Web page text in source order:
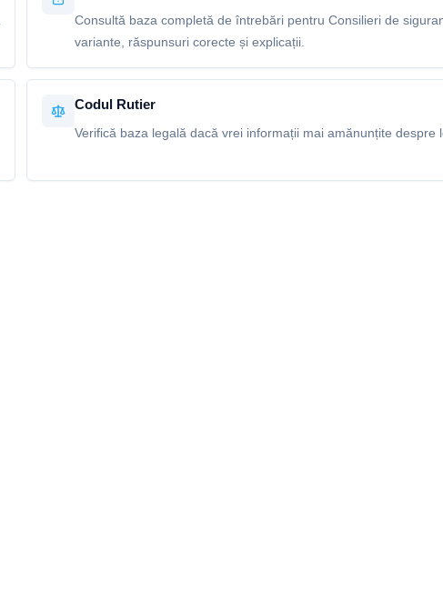
Consultă baza completă de întrebări pentru Consilieri de
variante, răspunsuri corecte și explicații.
Codul Rutier
Verifică baza legală dacă vrei informații mai amănunțite despre